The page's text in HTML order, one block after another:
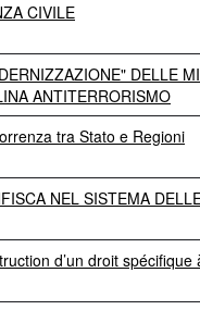
CIVILE
DELLE
ANTITERRORISMO
tra Stato e Regioni
NEL SISTEMA
d’un droit